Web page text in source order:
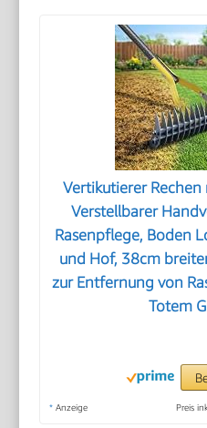
Vertikutierer
Verstellbarer
Rasenpflege, Boden
und Hof, 38cm
zur Entfernung von
Totem
* Anzeige Preis